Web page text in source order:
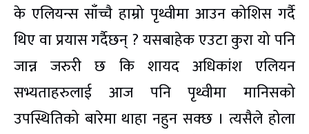
के एलियन्स साँच्चै हाम्रो पृथ्वीमा आउन कोशिस गर्दै
थिए वा प्रयास गर्दैछन् ? यसबाहेक एउटा कुरा यो पनि
जान्न जरुरी छ कि शायद अधिकांश एलियन
सभ्यताहरुलाई आज पनि पृथ्वीमा मानिसको
उपस्थितिको बारेमा थाहा नहुन सक्छ । त्यसैले होला